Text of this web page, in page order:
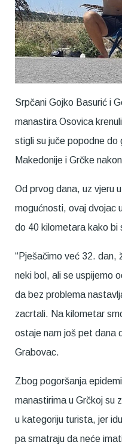
Srpčani Gojko Basurić i
manastira Osovica
stigli su juče popodne do
Makedonije i Grčke
Od prvog dana, uz vjeru
mogućnosti, ovaj dvojac
do 40 kilometara kako bi
“Pješačimo već 32. dan,
neki bol, ali se uspijemo
da bez problema
zacrtali. Na kilometar
ostaje nam još pet dana
Grabovac.
Zbog pogoršanja
manastirima u Grčkoj su
u kategoriju turista, jer
pa smatraju da neće